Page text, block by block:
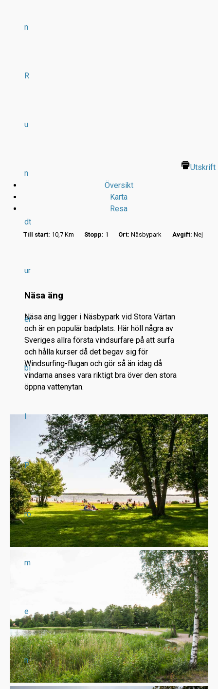
n
R
u
n
dt
ur
er
bi
l
P
ro
m
e
n
Utskrift
Översikt
Karta
Resa
Till start: 10,7 Km Stopp: 1 Ort: Näsbypark Avgift: Nej
Näsa äng
Näsa äng ligger i Näsbypark vid Stora Värtan
och är en populär badplats. Här höll några av
Sveriges allra första vindsurfare på att surfa
och hålla kurser då det begav sig för
Windsurfing-flugan och gör så än idag då
vindarna anses vara riktigt bra över den stora
öppna vattenytan.